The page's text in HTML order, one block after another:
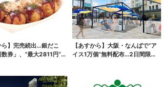
ら】完売続出…銀だこ
数券」、“最大2811円”お
【あすから】大阪・なんばで“ア
イス1万個”無料配布…2日間限定